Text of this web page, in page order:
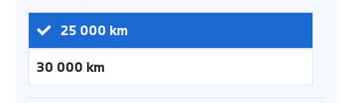
25 000 km
30 000 km